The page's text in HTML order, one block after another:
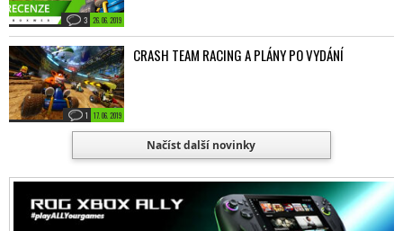
26. 06. 2019
3
17. 06. 2019
1
CRASH TEAM RACING A PLÁNY PO VYDÁNÍ
Načíst další novinky